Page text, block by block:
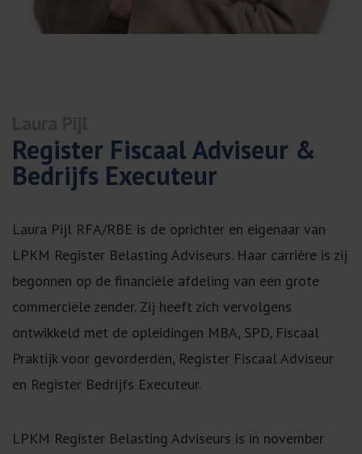
Register Fiscaal Adviseur &
Bedrijfs Executeur
Laura Pijl RFA/RBE is de oprichter en eigenaar van
LPKM Register Belasting Adviseurs. Haar carrière is zij
begonnen op de financiële afdeling van een grote
commerciële zender. Zij heeft zich vervolgens
ontwikkeld met de opleidingen MBA, SPD, Fiscaal
Praktijk voor gevorderden, Register Fiscaal Adviseur
en Register Bedrijfs Executeur.
LPKM Register Belasting Adviseurs is in november